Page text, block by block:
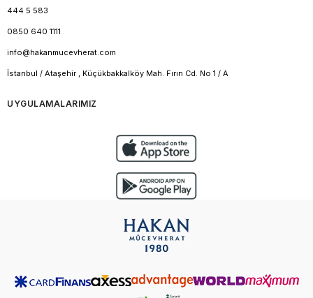
444 5 583
0850 640 1111
info@hakanmucevherat.com
İstanbul / Ataşehir , Küçükbakkalköy Mah. Fırın Cd. No 1 / A
UYGULAMALARIMIZ